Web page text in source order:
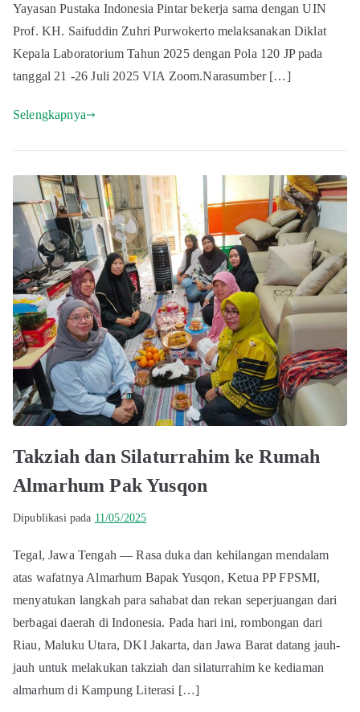
Yayasan Pustaka Indonesia Pintar bekerja sama dengan UIN
Prof. KH. Saifuddin Zuhri Purwokerto melaksanakan Diklat
Kepala Laboratorium Tahun 2025 dengan Pola 120 JP pada
tanggal 21 -26 Juli 2025 VIA Zoom.Narasumber […]
Selengkapnya
Takziah dan Silaturrahim ke Rumah
Almarhum Pak Yusqon
Dipublikasi pada 11/05/2025
Tegal, Jawa Tengah — Rasa duka dan kehilangan mendalam
atas wafatnya Almarhum Bapak Yusqon, Ketua PP FPSMI,
menyatukan langkah para sahabat dan rekan seperjuangan dari
berbagai daerah di Indonesia. Pada hari ini, rombongan dari
Riau, Maluku Utara, DKI Jakarta, dan Jawa Barat datang jauh-
jauh untuk melakukan takziah dan silaturrahim ke kediaman
almarhum di Kampung Literasi […]